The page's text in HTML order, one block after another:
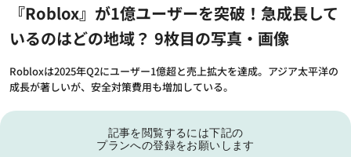
『Roblox』が1億ユーザーを突破！急成長して
いるのはどの地域？ 9枚目の写真・画像
Robloxは2025年Q2にユーザー1億超と売上拡大を達成。アジア太平洋の
成長が著しいが、安全対策費用も増加している。
記事を閲覧するには下記の
プランへの登録をお願いします